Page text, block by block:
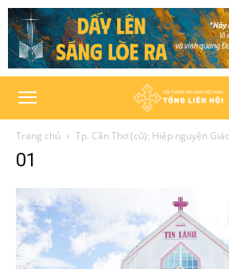
Trang chủ Tp. Cần Thơ (cũ): Hiệp nguyện
01